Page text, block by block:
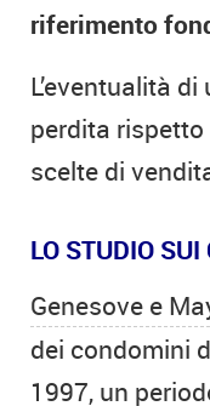
riferimento
L’eventualità
perdita
scelte di
LO STUDIO
Genesove e
dei condomini
1997, un